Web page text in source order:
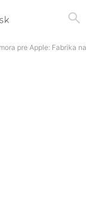
pre Apple: Fabrika na